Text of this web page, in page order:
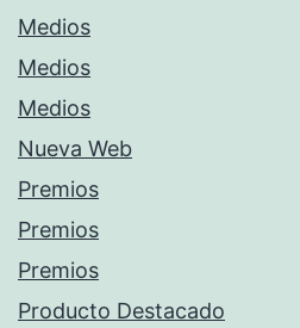
Medios
Medios
Medios
Nueva Web
Premios
Premios
Premios
Producto Destacado